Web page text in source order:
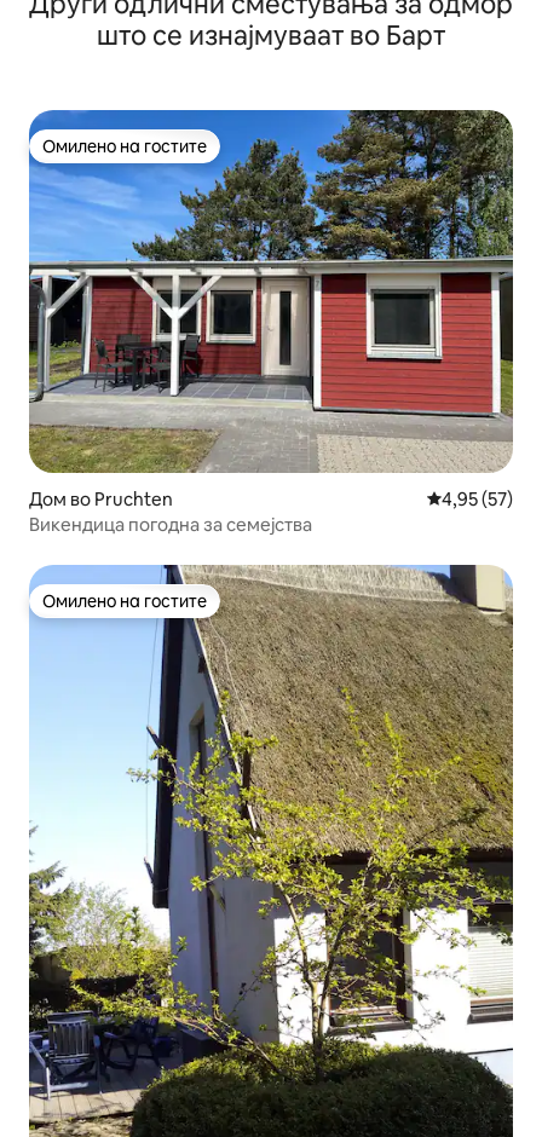
што се изнајмуваат во Барт
Омилено на гостите
Омилено на гостите
Дом во Pruchten Просечна
4,95 (57)
Викендица погодна за семејства
Омилено на гостите
Омилено на гостите